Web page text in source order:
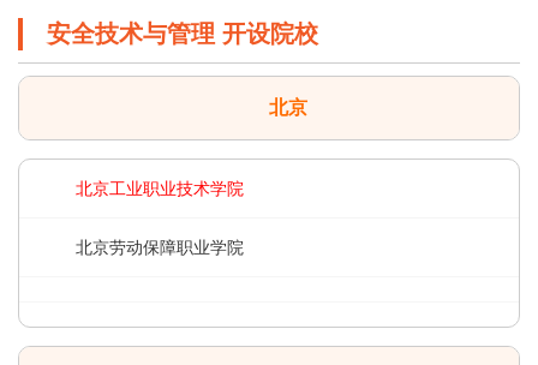
安全技术与管理 开设院校
北京
北京工业职业技术学院
北京劳动保障职业学院